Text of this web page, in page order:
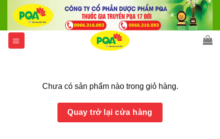
content
Chưa có sản phẩm nào trong giỏ hàng.
Quay trở lại cửa hàng